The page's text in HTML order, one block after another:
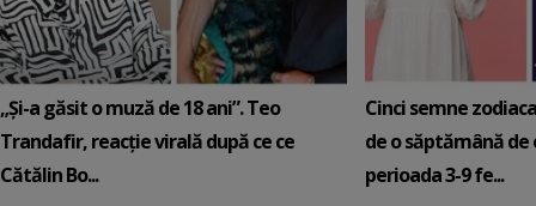
„Și-a găsit o muză de 18 ani”. Teo
Trandafir, reacție virală după ce ce
Cătălin Bo...
Cinci semne
de o săptămână de
perioada 3-9 fe...